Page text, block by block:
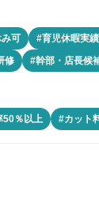
可 #育児休暇実
修 #幹部・店長候
50％以上 #カット